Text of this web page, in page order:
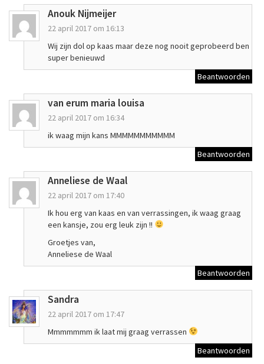
Anouk Nijmeijer
22 april 2017 om 16:13
Wij zijn dol op kaas maar deze nog nooit geprobeerd ben
super benieuwd
Beantwoorden
van erum maria louisa
22 april 2017 om 16:34
ik waag mijn kans MMMMMMMMMMM
Beantwoorden
Anneliese de Waal
22 april 2017 om 17:40
Ik hou erg van kaas en van verrassingen, ik waag graag
een kansje, zou erg leuk zijn !!
Groetjes van,
Anneliese de Waal
Beantwoorden
Sandra
22 april 2017 om 17:47
Mmmmmmm ik laat mij graag verrassen
Beantwoorden